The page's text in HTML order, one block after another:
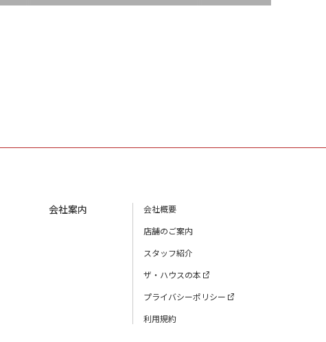
会社案内
会社概要
店舗のご案内
スタッフ紹介
ザ・ハウスの本
プライバシーポリシー
利用規約